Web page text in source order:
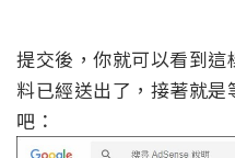
提交後，你就可以看到
料已經送出了，接著就
吧：